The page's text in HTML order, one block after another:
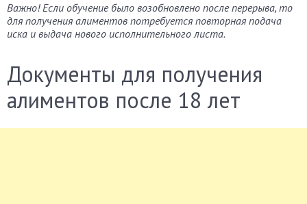
Важно! Если обучение было возобновлено после перерыва, то
для получения алиментов потребуется повторная подача
иска и выдача нового исполнительного листа.
Документы для получения
алиментов после 18 лет